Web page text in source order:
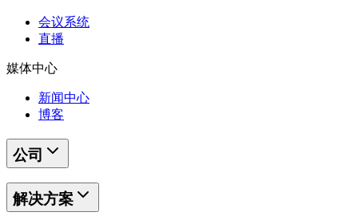
会议系统
直播
媒体中心
新闻中心
博客
公司
解决方案